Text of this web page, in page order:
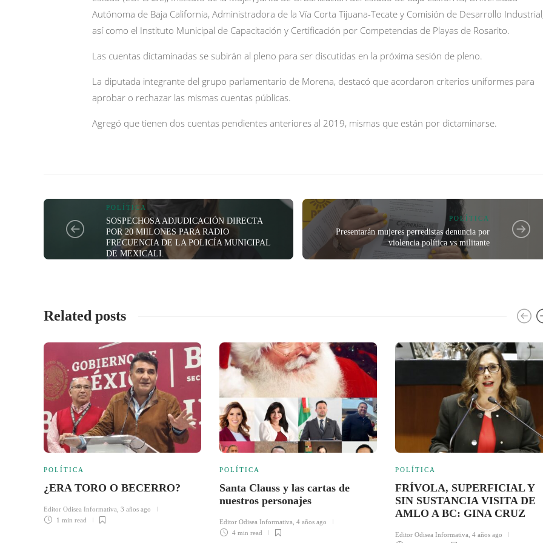
Autónoma de Baja California, Administradora de la Vía Corta Tijuana-Tecate y Comisión de Desarrollo
así como el Instituto Municipal de Capacitación y Certificación por Competencias de Playas de Rosarito.
Las cuentas dictaminadas se subirán al pleno para ser discutidas en la próxima sesión de pleno.
La diputada integrante del grupo parlamentario de Morena, destacó que acordaron criterios uniformes para
aprobar o rechazar las mismas cuentas públicas.
Agregó que tienen dos cuentas pendientes anteriores al 2019, mismas que están por dictaminarse.
POLÍTICA
SOSPECHOSA ADJUDICACIÓN DIRECTA
POR 20 MIlLONES PARA RADIO
FRECUENCIA DE LA POLICÍA MUNICIPAL
DE MEXICALI.
POLÍTICA
Presentarán mujeres perredistas denuncia por
violencia política vs militante
Related posts
POLÍTICA
¿ERA TORO O BECERRO?
Editor Odisea Informativa, 3 años ago
1 min read
POLÍTICA
Santa Clauss y las cartas de
nuestros personajes
Editor Odisea Informativa, 4 años ago
4 min read
POLÍTICA
FRÍVOLA, SUPERFICIAL Y
SIN SUSTANCIA VISITA DE
AMLO A BC: GINA CRUZ
Editor Odisea Informativa, 4 años ago